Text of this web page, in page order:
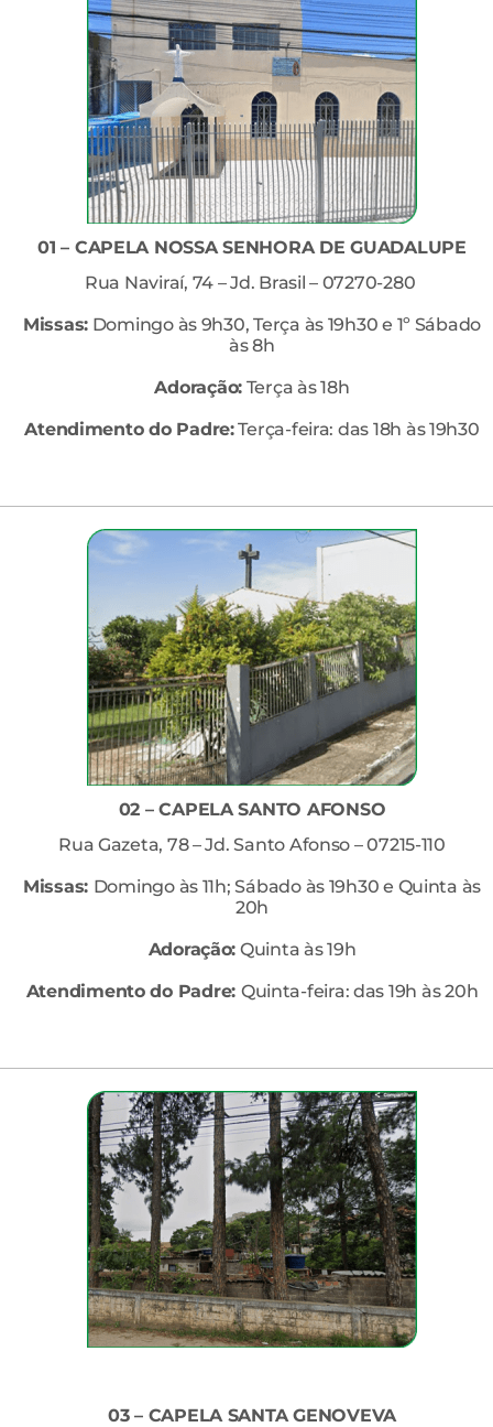
01 – CAPELA NOSSA SENHORA DE GUADALUPE
Rua Naviraí, 74 – Jd. Brasil – 07270-280
Missas: Domingo às 9h30, Terça às 19h30 e 1º Sábado
às 8h
Adoração: Terça às 18h
Atendimento do Padre:Terça-feira: das 18h às 19h30
02 – CAPELA SANTO AFONSO
Rua Gazeta, 78 – Jd. Santo Afonso – 07215-110
Missas: Domingo às 11h; Sábado às 19h30 e Quinta às
20h
Adoração: Quinta às 19h
Atendimento do Padre: Quinta-feira: das 19h às 20h
03 – CAPELA SANTA GENOVEVA